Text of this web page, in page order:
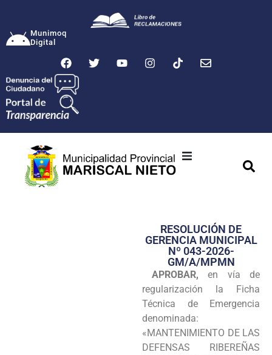
Munimoq
Digital
Transparencia
Seguridad
Programas
Intranet
RESOLUCIÓN DE
GERENCIA MUNICIPAL
Nº 043-2026-
GM/A/MPMN
APROBAR, en vía de
regularización la Ficha
Técnica de Emergencia
denominada:
«MANTENIMIENTO DE LAS
DEFENSAS RIBEREÑAS